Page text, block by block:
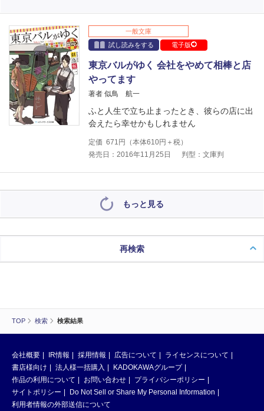
TOP 検索 検索結果
一般文庫
試し読みをする
電子版
東京バルがゆく 会社をやめて相棒と店
やってます
著者 似鳥 航一
ふと人生で立ち止まったとき、彼らの店に出
会えたら幸せかもしれません
定価 671 円（本体610円＋税）
発売日：2016年11月25日
判型：文庫判
もっと見る
再検索
会社概要 IR情報 採用情報 広告について
ライセンスについて
書店様向け
法人様一括購入
KADOKAWAグループ
作品の利用について
お問い合わせ
プライバシーポリシー
サイトポリシー
Do Not Sell or Share My Personal Information
利用者情報の外部送信について